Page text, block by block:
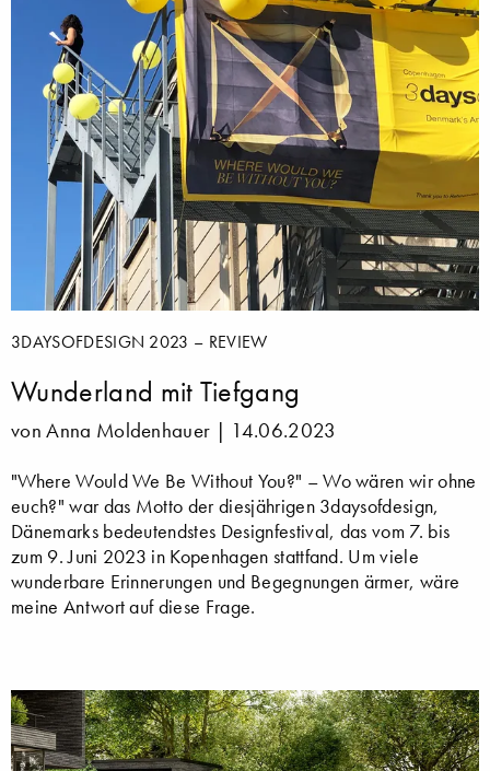
3DAYSOFDESIGN 2023 – REVIEW
Wunderland mit Tiefgang
von Anna Moldenhauer | 14.06.2023
"Where Would We Be Without You?" – Wo wären wir ohne
euch?" war das Motto der diesjährigen 3daysofdesign,
Dänemarks bedeutendstes Designfestival, das vom 7. bis
zum 9. Juni 2023 in Kopenhagen stattfand. Um viele
wunderbare Erinnerungen und Begegnungen ärmer, wäre
meine Antwort auf diese Frage.